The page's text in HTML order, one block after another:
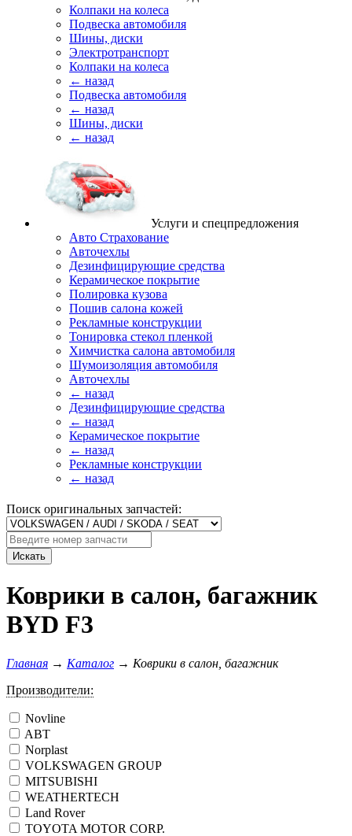
Колпаки на колеса
Подвеска автомобиля
Шины, диски
Электротранспорт
Колпаки на колеса
← назад
Подвеска автомобиля
← назад
Шины, диски
← назад
Услуги и спецпредложения
Авто Страхование
Авточехлы
Дезинфицирующие средства
Керамическое покрытие
Полировка кузова
Пошив салона кожей
Рекламные конструкции
Тонировка стекол пленкой
Химчистка салона автомобиля
Шумоизоляция автомобиля
Авточехлы
← назад
Дезинфицирующие средства
← назад
Керамическое покрытие
← назад
Рекламные конструкции
← назад
Поиск оригинальных запчастей:
Искать
Коврики в салон, багажник
BYD F3
Главная → Каталог → Коврики в салон, багажник
Производители:
Novline
ABT
Norplast
VOLKSWAGEN GROUP
MITSUBISHI
WEATHERTECH
Land Rover
TOYOTA MOTOR CORP.